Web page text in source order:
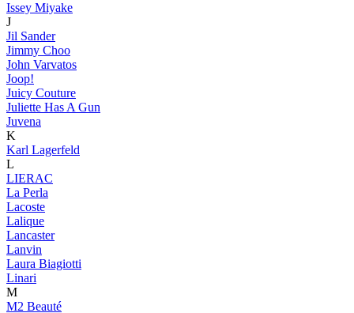
Issey Miyake
J
Jil Sander
Jimmy Choo
John Varvatos
Joop!
Juicy Couture
Juliette Has A Gun
Juvena
K
Karl Lagerfeld
L
LIERAC
La Perla
Lacoste
Lalique
Lancaster
Lanvin
Laura Biagiotti
Linari
M
M2 Beauté